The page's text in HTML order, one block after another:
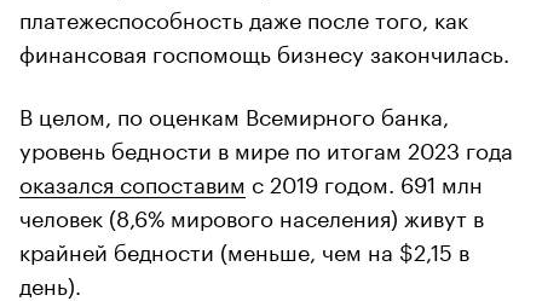
платежеспособность даже после того, как
финансовая госпомощь бизнесу закончилась.
В целом, по оценкам Всемирного банка,
уровень бедности в мире по итогам 2023 года
оказался сопоставим с 2019 годом. 691 млн
человек (8,6% мирового населения) живут в
крайней бедности (меньше, чем на $2,15 в
день).